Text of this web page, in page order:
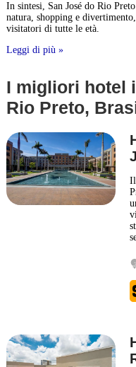
In sintesi, San José do Rio
natura, shopping e
visitatori di tutte le età.
Leggi di più »
I migliori hotel
Rio Preto,